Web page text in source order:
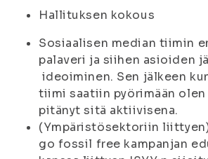
Hallituksen kokous
Sosiaalisen median tiimin
palaveri ja siihen asioiden
ideoiminen. Sen jälkeen
tiimi saatiin pyörimään olen
pitänyt sitä aktiivisena.
(Ympäristösektoriin
go fossil free kampanjan